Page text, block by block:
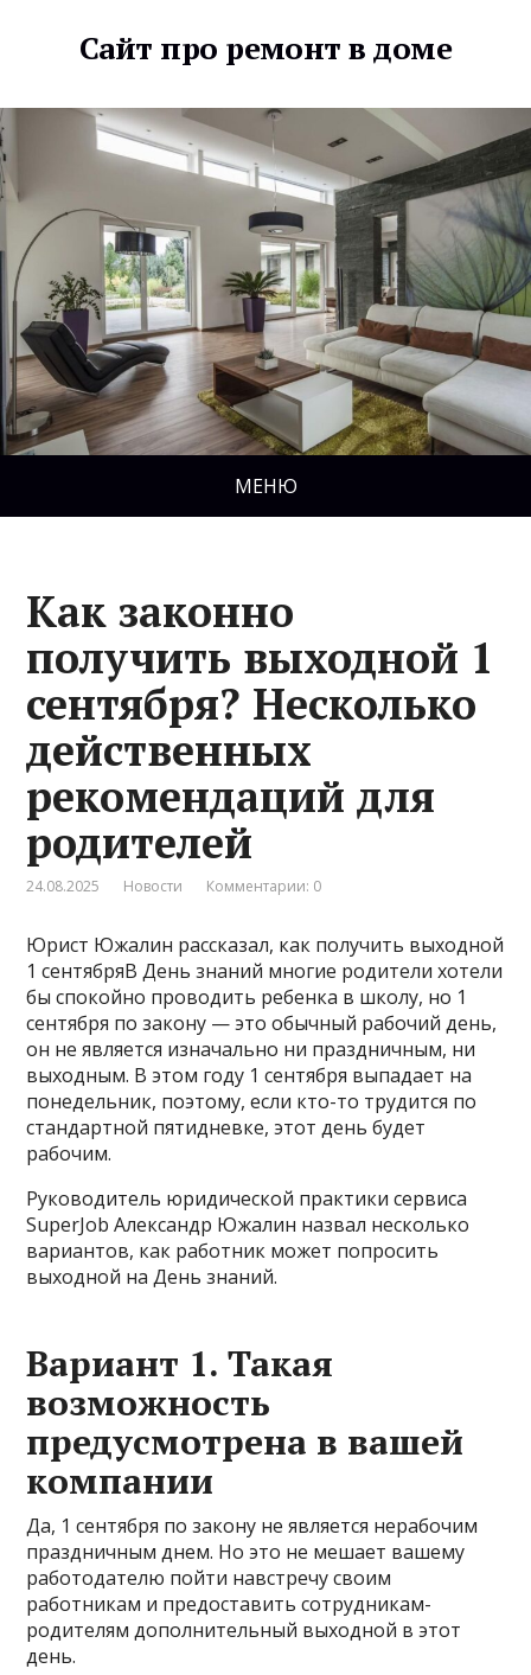
Сайт про ремонт в доме
МЕНЮ
Как законно
получить выходной 1
сентября? Несколько
действенных
рекомендаций для
родителей
24.08.2025 Новости Комментарии: 0
Юрист Южалин рассказал, как получить выходной
1 сентябряВ День знаний многие родители хотели
бы спокойно проводить ребенка в школу, но 1
сентября по закону — это обычный рабочий день,
он не является изначально ни праздничным, ни
выходным. В этом году 1 сентября выпадает на
понедельник, поэтому, если кто-то трудится по
стандартной пятидневке, этот день будет
рабочим.
Руководитель юридической практики сервиса
SuperJob Александр Южалин назвал несколько
вариантов, как работник может попросить
выходной на День знаний.
Вариант 1. Такая
возможность
предусмотрена в вашей
компании
Да, 1 сентября по закону не является нерабочим
праздничным днем. Но это не мешает вашему
работодателю пойти навстречу своим
работникам и предоставить сотрудникам-
родителям дополнительный выходной в этот
день.